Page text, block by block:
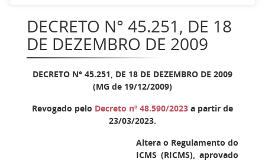
DECRETO N° 45.251, DE 18
DE DEZEMBRO DE 2009
DECRETO N° 45.251, DE 18 DE DEZEMBRO DE 2009
(MG de 19/12/2009)
Revogado pelo Decreto nº 48.590/2023 a partir de
23/03/2023.
Altera o Regulamento do
ICMS (RICMS), aprovado